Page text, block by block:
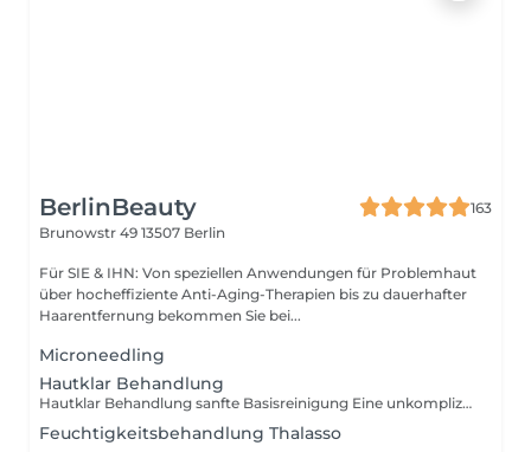
BerlinBeauty
163
Brunowstr 49 13507 Berlin
Für SIE & IHN: Von speziellen Anwendungen für Problemhaut
über hocheffiziente Anti-Aging-Therapien bis zu dauerhafter
Haarentfernung bekommen Sie bei...
Microneedling
Hautklar Behandlung
Hautklar Behandlung sanfte Basisreinigung Eine unkomplizierte, pflegende Gesichtsbehandlung für Haut mit leichten Unreinheiten oder Neigung zu verstopften Poren. Der Schwerpunkt liegt auf: sanfter, gründlicher Reinigung klärendem Peeling leichter, gezielter Ausreinigung (nur punktuell und hautschonend) beruhigender Maske abschließender Pflege zur Stabilisierung des Hautbildes Diese Behandlung ist keine intensive Tiefenausreinigung. Bei stark verstopfter Haut, vielen Unreinheiten oder tief sitzenden Komedonen reicht der zeitliche Rahmen von 50 Minuten dafür nicht aus. Für eine umfassende, intensive Ausreinigung empfehlen wir unsere Sauerstoffbehandlung, die gezielt für stark verstopfte und unreine Haut konzipiert ist. Ideal als preislich attraktive Basisbehandlung, zur regelmäßigen Hautklärung oder als Einstieg in die professionelle Hautpflege ohne Überforderung der Haut.
Feuchtigkeitsbehandlung Thalasso